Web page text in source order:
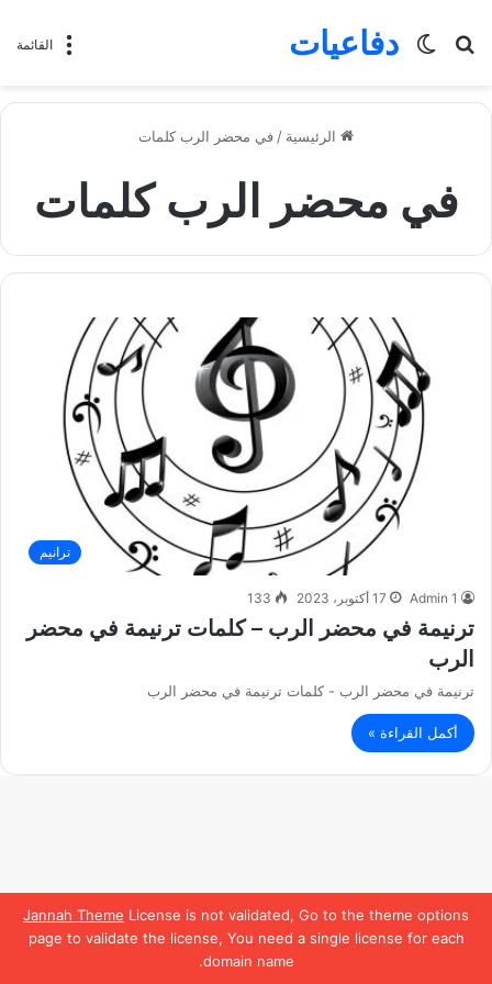
Jannah Theme License is not validated, Go to the theme options
page to validate the license, You need a single license for each
domain name.
القائمة دفاعيات
بحث
الوضع
الرئيسية / في محضر الرب كلمات
في محضر الرب كلمات
ترانيم
Admin 1 17 أكتوبر، 2023 133
ترنيمة في محضر الرب – كلمات ترنيمة في محضر
الرب
ترنيمة في محضر الرب - كلمات ترنيمة في محضر الرب
أكمل القراءة »